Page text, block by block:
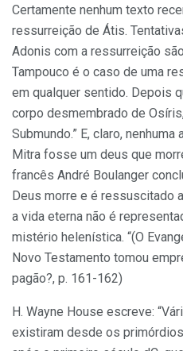
Certamente nenhum texto
ressurreição de Átis.
Adonis com a ressurreição
Tampouco é o caso de uma
em qualquer sentido. Depois
corpo desmembrado de
Submundo.” E, claro,
Mitra fosse um deus que
francês André Boulanger
Deus morre e é ressuscitado
a vida eterna não é
mistério helenística. “(O
Novo Testamento tomou
pagão?, p. 161-162)
H. Wayne House escreve:
existiram desde os